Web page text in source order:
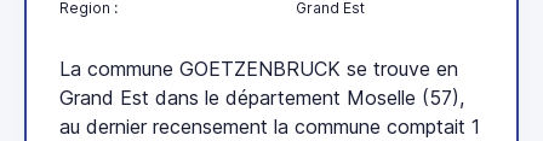
Region : Grand Est
La commune GOETZENBRUCK se trouve en
Grand Est dans le département Moselle (57),
au dernier recensement la commune comptait 1